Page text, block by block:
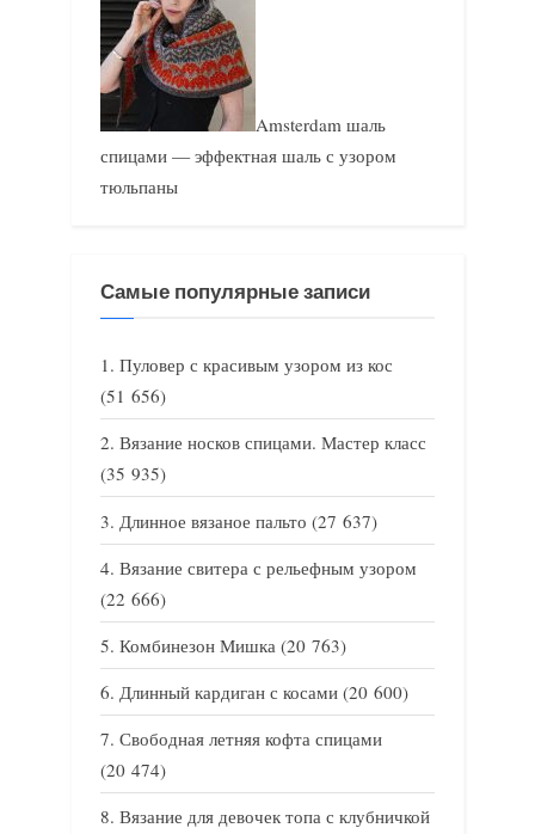
Amsterdam шаль
спицами — эффектная шаль с узором
тюльпаны
Самые популярные записи
Пуловер с красивым узором из кос
(51 656)
Вязание носков спицами. Мастер класс
(35 935)
Длинное вязаное пальто (27 637)
Вязание свитера с рельефным узором
(22 666)
Комбинезон Мишка (20 763)
Длинный кардиган с косами (20 600)
Свободная летняя кофта спицами
(20 474)
Вязание для девочек топа с клубничкой